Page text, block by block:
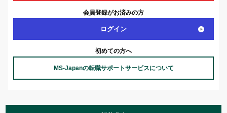
会員登録がお済みの方
ログイン
初めての方へ
MS-Japanの転職サポートサービスについて